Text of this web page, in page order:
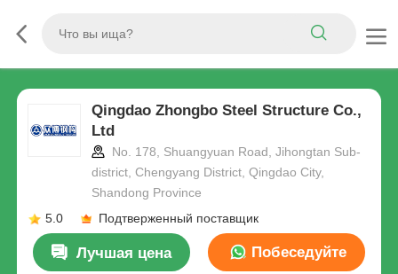
Qingdao Zhongbo Steel Structure Co.,
Ltd
No. 178, Shuangyuan Road, Jihongtan Sub-
district, Chengyang District, Qingdao City,
Shandong Province
5.0
Подтверженный поставщик
Лучшая цена Побеседуйте